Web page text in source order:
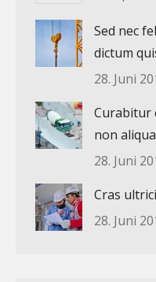
Sed nec
dictum
28. Juni
Curabitur
non
28. Juni
Cras
28. Juni